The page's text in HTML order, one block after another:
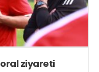
ziyareti